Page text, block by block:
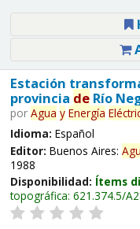
Estación
provincia deRío
por Agua y Energía
Idioma: Español
Editor: Buenos Aires:
1988
Disponibilidad: Ítems
topográfica: 621.374.5/